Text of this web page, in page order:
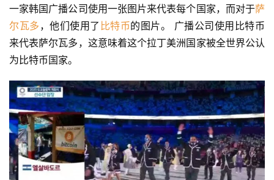
一家韩国广播公司使用一张图片来代表每个国家，而对于萨
尔瓦多 ，他们使用了 比特币的图片。 广播公司使用比特币
来代表萨尔瓦多，这意味着这个拉丁美洲国家被全世界公认
为比特币国家。